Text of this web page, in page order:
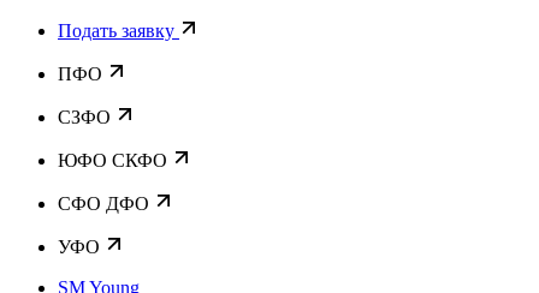
Подать заявку
ПФО
СЗФО
ЮФО СКФО
CФО ДФО
УФО
SM Young